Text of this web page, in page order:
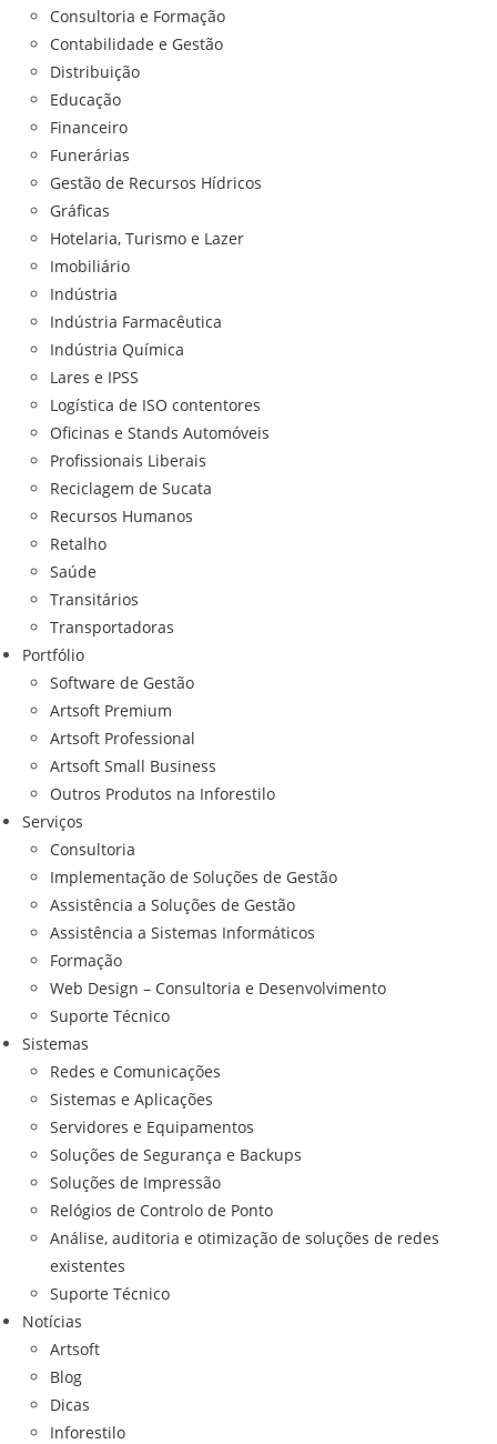
Consultoria e Formação
Contabilidade e Gestão
Distribuição
Educação
Financeiro
Funerárias
Gestão de Recursos Hídricos
Gráficas
Hotelaria, Turismo e Lazer
Imobiliário
Indústria
Indústria Farmacêutica
Indústria Química
Lares e IPSS
Logística de ISO contentores
Oficinas e Stands Automóveis
Profissionais Liberais
Reciclagem de Sucata
Recursos Humanos
Retalho
Saúde
Transitários
Transportadoras
Portfólio
Software de Gestão
Artsoft Premium
Artsoft Professional
Artsoft Small Business
Outros Produtos na Inforestilo
Serviços
Consultoria
Implementação de Soluções de Gestão
Assistência a Soluções de Gestão
Assistência a Sistemas Informáticos
Formação
Web Design – Consultoria e Desenvolvimento
Suporte Técnico
Sistemas
Redes e Comunicações
Sistemas e Aplicações
Servidores e Equipamentos
Soluções de Segurança e Backups
Soluções de Impressão
Relógios de Controlo de Ponto
Análise, auditoria e otimização de soluções de redes
existentes
Suporte Técnico
Notícias
Artsoft
Blog
Dicas
Inforestilo